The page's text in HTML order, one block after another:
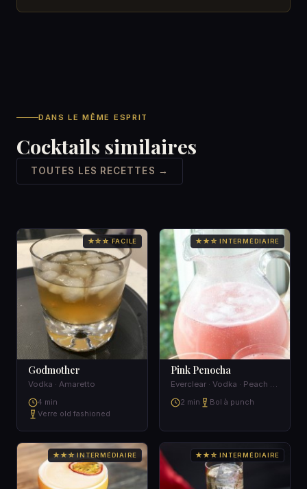
DANS LE MÊME ESPRIT
Cocktails similaires
TOUTES LES RECETTES →
★☆☆ FACILE
Godmother
Vodka · Amaretto
4 min
Verre old fashioned
★★☆ INTERMÉDIAIRE
Pink Penocha
Everclear · Vodka · Peach schnapps · Orange juice
2 min
Bol à punch
★★☆ INTERMÉDIAIRE ★★☆ INTERMÉDIAIRE